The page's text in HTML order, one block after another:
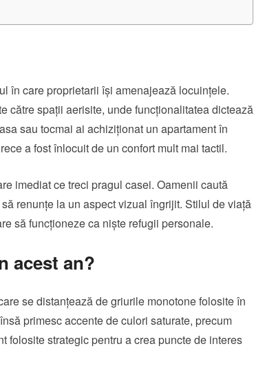
în care proprietarii își amenajează locuințele.
către spații aerisite, unde funcționalitatea dictează
sau tocmai ai achiziționat un apartament în
a fost înlocuit de un confort mult mai tactil.
imediat ce treci pragul casei. Oamenii caută
renunțe la un aspect vizual îngrijit. Stilul de viață
să funcționeze ca niște refugii personale.
acest an?
se distanțează de griurile monotone folosite în
primesc accente de culori saturate, precum
folosite strategic pentru a crea puncte de interes